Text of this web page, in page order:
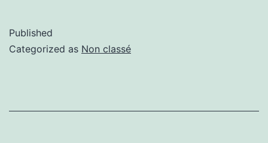
Published
Categorized as Non classé